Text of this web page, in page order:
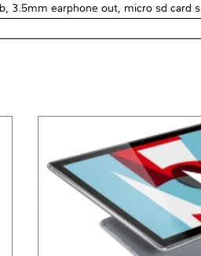
3.5mm earphone out, micro sd card